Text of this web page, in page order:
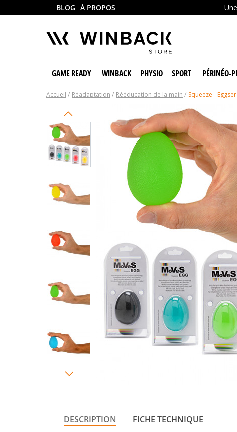
BLOG À PROPOS
GAME READY WINBACK PHYSIO SPORT PÉRINÉO-
Accueil Réadaptation Rééducation de la main Squeeze -
DESCRIPTION FICHE TECHNIQUE